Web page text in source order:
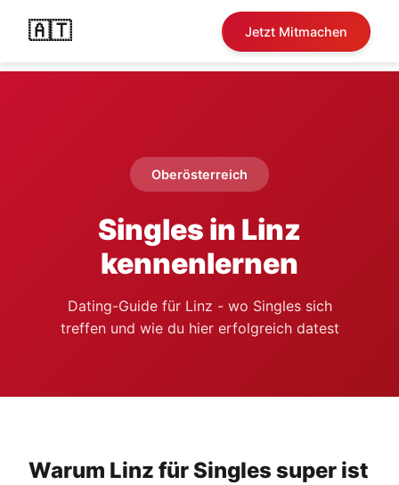
🇦🇹 Jetzt Mitmachen
Oberösterreich
Singles in Linz
kennenlernen
Dating-Guide für Linz - wo Singles sich
treffen und wie du hier erfolgreich datest
Warum Linz für Singles super ist